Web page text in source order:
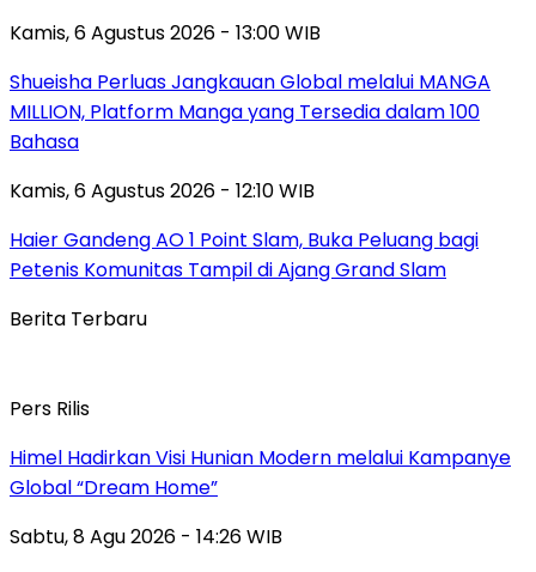
Kamis, 6 Agustus 2026 - 13:00 WIB
Shueisha Perluas Jangkauan Global melalui MANGA
MILLION, Platform Manga yang Tersedia dalam 100
Bahasa
Kamis, 6 Agustus 2026 - 12:10 WIB
Haier Gandeng AO 1 Point Slam, Buka Peluang bagi
Petenis Komunitas Tampil di Ajang Grand Slam
Berita Terbaru
Pers Rilis
Himel Hadirkan Visi Hunian Modern melalui Kampanye
Global “Dream Home”
Sabtu, 8 Agu 2026 - 14:26 WIB